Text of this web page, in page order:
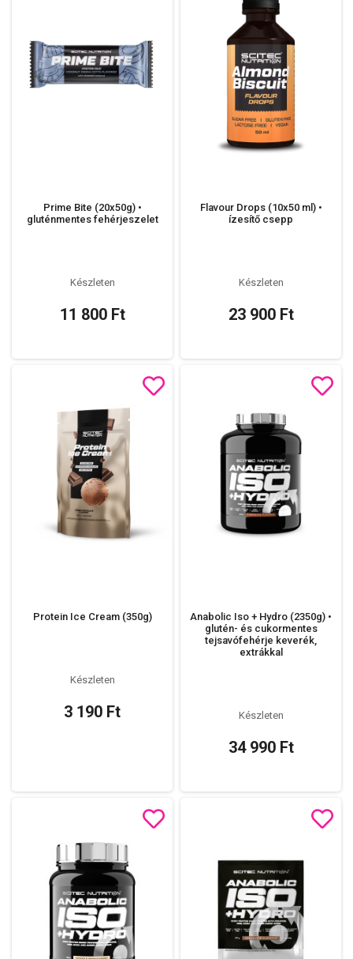
Prime Bite (20x50g) •
gluténmentes fehérjeszelet
Készleten
11 800 Ft
Flavour Drops (10x50 ml) •
ízesítő csepp
Készleten
23 900 Ft
Protein Ice Cream (350g)
Készleten
3 190 Ft
Anabolic Iso + Hydro (2350g) •
glutén- és cukormentes
tejsavófehérje keverék,
extrákkal
Készleten
34 990 Ft